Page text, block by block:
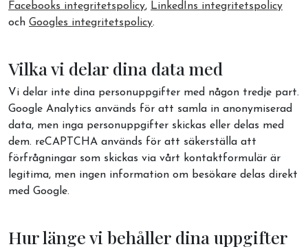
Facebooks integritetspolicy, LinkedIns integritetspolicy
och Googles integritetspolicy.
Vilka vi delar dina data med
Vi delar inte dina personuppgifter med någon tredje part.
Google Analytics används för att samla in anonymiserad
data, men inga personuppgifter skickas eller delas med
dem. reCAPTCHA används för att säkerställa att
förfrågningar som skickas via vårt kontaktformulär är
legitima, men ingen information om besökare delas direkt
med Google.
Hur länge vi behåller dina uppgifter